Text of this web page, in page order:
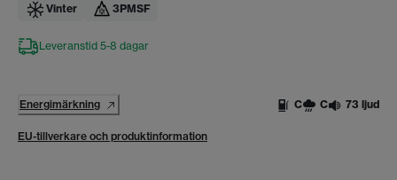
Vinter 3PMSF
Leveranstid 5-8 dagar
Energimärkning C C 73 ljud
EU-tillverkare och produktinformation